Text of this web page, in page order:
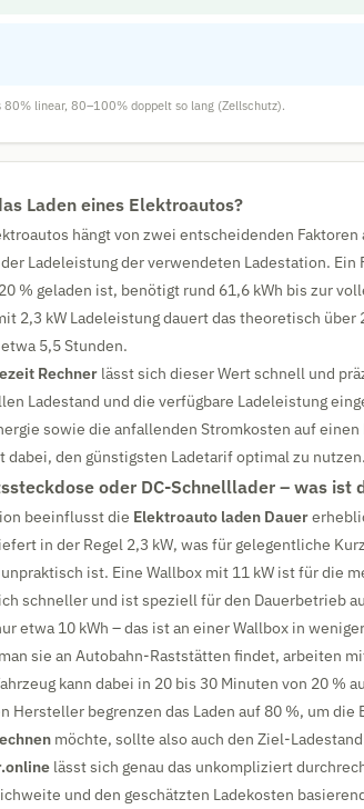
80% linear, 80–100% doppelt so lang (Zellschutz).
Laden eines Elektroautos?
hängt von zwei entscheidenden Faktoren
Ladeleistung der verwendeten Ladestation. Ein
% geladen ist, benötigt rund 61,6 kWh bis zur
2,3 kW Ladeleistung dauert das theoretisch über
5,5 Stunden.
Rechner lässt sich dieser Wert schnell und
Ladestand und die verfügbare Ladeleistung
sowie die anfallenden Stromkosten auf
dabei, den günstigsten Ladetarif optimal zu nutzen.
oder DC-Schnelllader – was ist
beeinflusst die Elektroauto laden Dauer
in der Regel 2,3 kW, was für gelegentliche
ist. Eine Wallbox mit 11 kW ist für die
schneller und ist speziell für den Dauerbetrieb
etwa 10 kWh – das ist an einer Wallbox in
sie an Autobahn-Raststätten findet, arbeiten
kann dabei in 20 bis 30 Minuten von 20 %
Hersteller begrenzen das Laden auf 80 %, um die
möchte, sollte also auch den Ziel-
lässt sich genau das unkompliziert
und den geschätzten Ladekosten